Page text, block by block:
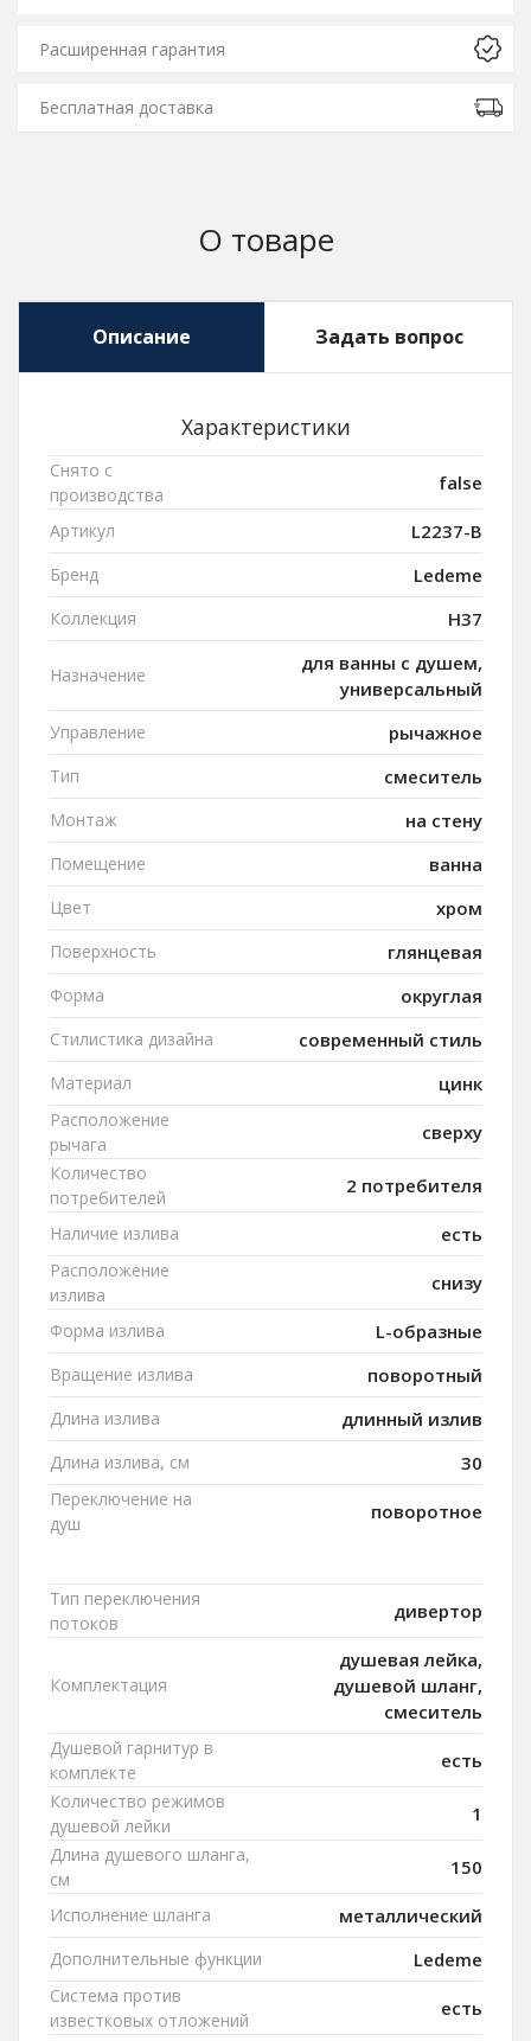
Расширенная гарантия
Бесплатная доставка
О товаре
Описание Задать вопрос
Характеристики
Снято с
производства
false
Артикул L2237-B
Бренд Ledeme
Коллекция H37
Назначение
для ванны с душем,
универсальный
Управление рычажное
Тип смеситель
Монтаж на стену
Помещение ванна
Цвет хром
Поверхность глянцевая
Форма округлая
Стилистика дизайна современный стиль
Материал цинк
Расположение
рычага
сверху
Количество
потребителей
2 потребителя
Наличие излива есть
Расположение
излива
снизу
Форма излива L-образные
Вращение излива поворотный
Длина излива длинный излив
Длина излива, см 30
Переключение на
душ
поворотное
Тип переключения
потоков
дивертор
Комплектация
душевая лейка,
душевой шланг,
смеситель
Душевой гарнитур в
комплекте
есть
Количество режимов
душевой лейки
1
Длина душевого шланга,
см
150
Исполнение шланга металлический
Дополнительные функции Ledeme
Система против
известковых отложений
есть